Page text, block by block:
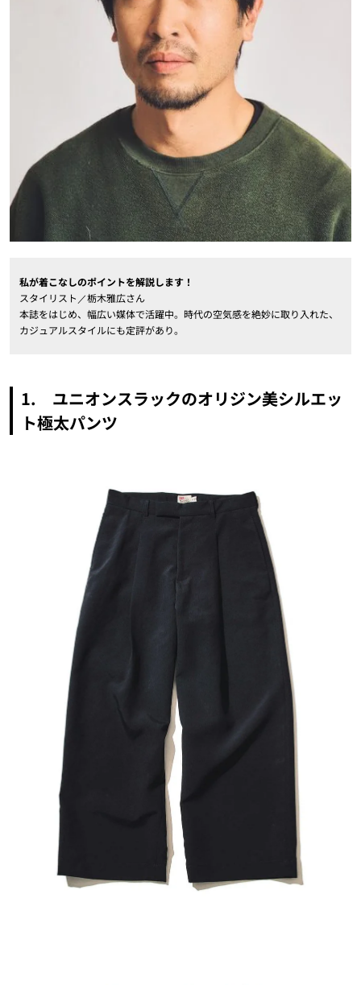
私が着こなしのポイントを解説します！
スタイリスト／栃木雅広さん
本誌をはじめ、幅広い媒体で活躍中。時代の空気感を絶妙に取り入れた、
カジュアルスタイルにも定評があり。
1. ユニオンスラックのオリジン美シルエッ
ト極太パンツ